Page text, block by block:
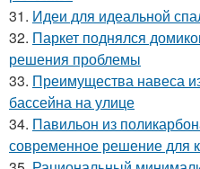
31. Идеи для идеальной
32. Паркет поднялся
решения проблемы
33. Преимущества навеса
бассейна на улице
34. Павильон из
современное решение для